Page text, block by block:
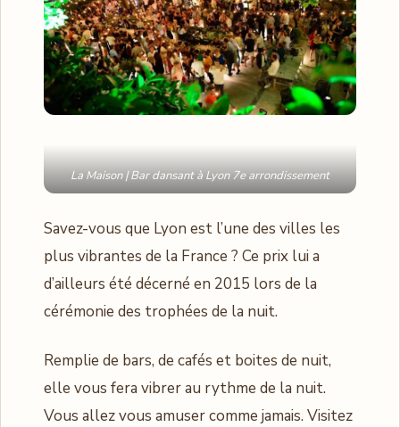
La Maison | Bar dansant à Lyon 7e arrondissement
Savez-vous que Lyon est l’une des villes les
plus vibrantes de la France ? Ce prix lui a
d’ailleurs été décerné en 2015 lors de la
cérémonie des trophées de la nuit.
Remplie de bars, de cafés et boites de nuit,
elle vous fera vibrer au rythme de la nuit.
Vous allez vous amuser comme jamais. Visitez